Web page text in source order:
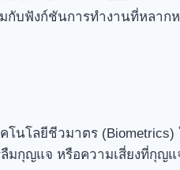
กับฟังก์ชันการทำงานที่หลาก
โลยีชีวมาตร (Biometrics)
มกุญแจ หรือความเสี่ยงที่กุญ